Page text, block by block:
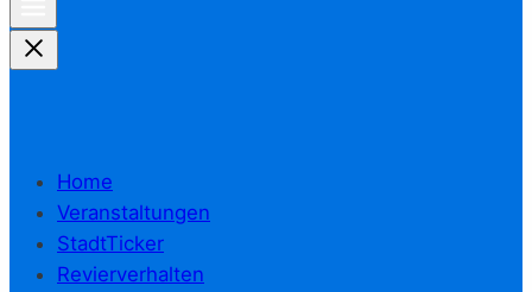
Home
Veranstaltungen
StadtTicker
Revierverhalten